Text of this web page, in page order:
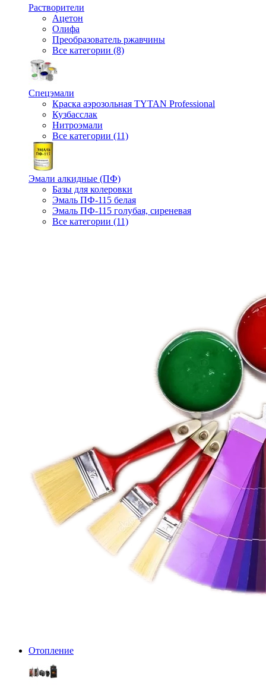
Растворители
Ацетон
Олифа
Преобразователь ржавчины
Все категории (8)
Спецэмали
Краска аэрозольная TYTAN Professional
Кузбасслак
Нитроэмали
Все категории (11)
Эмали алкидные (ПФ)
Базы для колеровки
Эмаль ПФ-115 белая
Эмаль ПФ-115 голубая, сиреневая
Все категории (11)
Отопление